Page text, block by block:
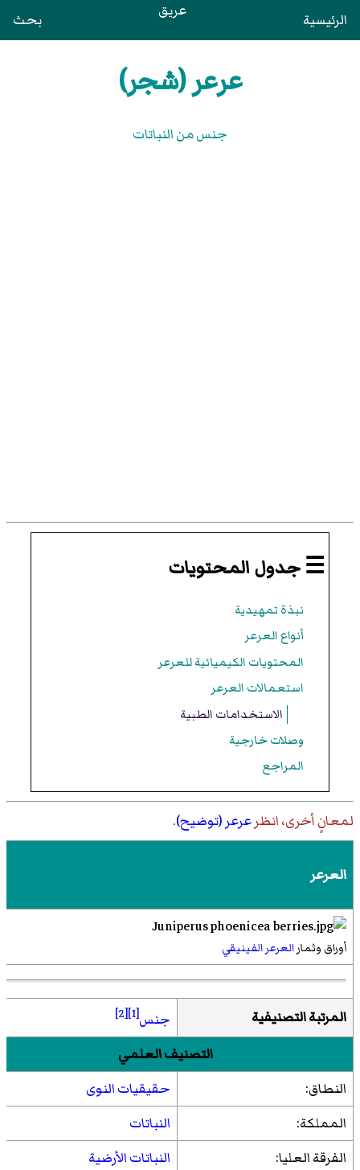
الرئيسية عريق بحث
عرعر (شجر)
جنس من النباتات
☰ جدول المحتويات
نبذة تمهيدية
أنواع العرعر
المحتويات الكيميائية للعرعر
استعمالات العرعر
الاستخدامات الطبية
وصلات خارجية
المراجع
لمعانٍ أخرى، انظرعرعر (توضيح).
العرعر
أوراق وثمار العرعر الفينيقي
المرتبة التصنيفية جنس[1]
[2]
التصنيف العلمي
النطاق:
حقيقيات النوى
المملكة:
النباتات
الفرقة العليا:
النباتات الأرضية